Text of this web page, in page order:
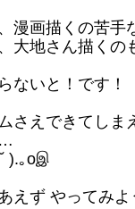
漫画描くの苦
大地さん描く
ないと！です！
さえできてしま
).｡oஇ
えず やってみ